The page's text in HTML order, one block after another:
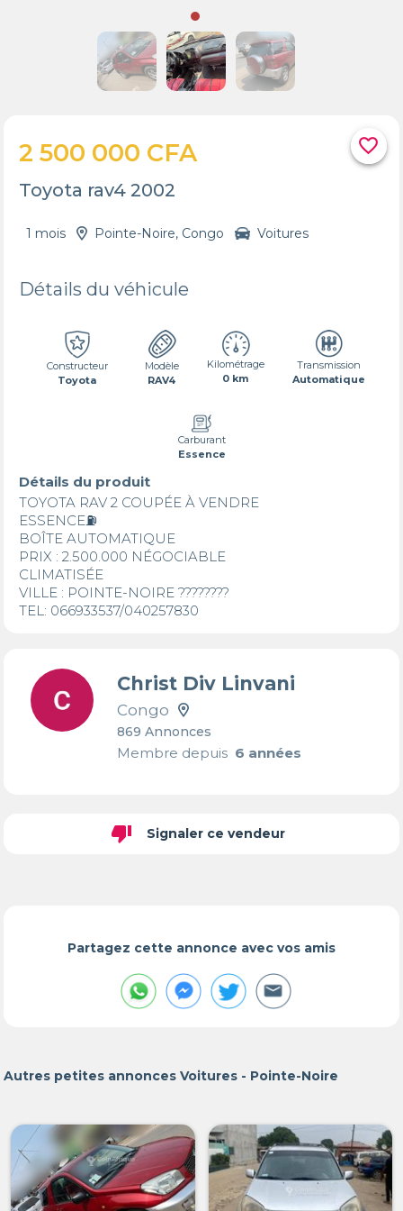
favorite_border
2 500 000 CFA
Toyota rav4 2002
1 mois Pointe-Noire, Congo Voitures
Détails du véhicule
Constructeur
Toyota
Modèle
RAV4
Kilométrage
0 km
Transmission
Automatique
Carburant
Essence
Détails du produit
TOYOTA RAV 2 COUPÉE À VENDRE
ESSENCE⛽️
BOÎTE AUTOMATIQUE
PRIX : 2.500.000 NÉGOCIABLE
CLIMATISÉE
VILLE : POINTE-NOIRE ????????
TEL: 066933537/040257830
Christ Div Linvani
Congo
869 Annonces
Membre depuis6 années
thumb_down Signaler ce vendeur
Partagez cette annonce avec vos amis
Autres petites annonces Voitures - Pointe-Noire